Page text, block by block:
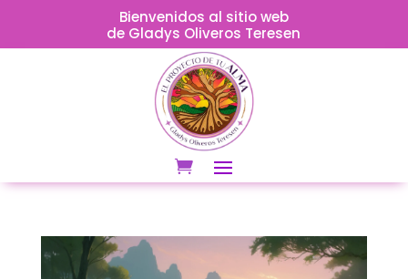
Bienvenidos al sitio web
de Gladys Oliveros Teresen